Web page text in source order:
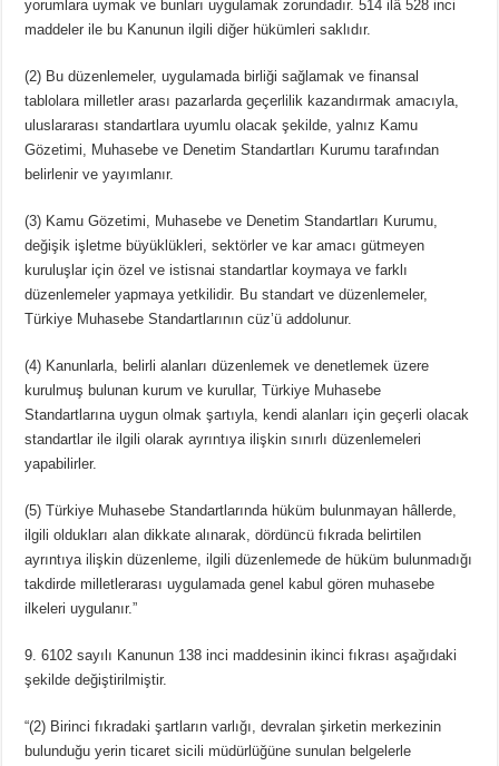
yorumlara uymak ve bunları uygulamak zorundadır. 514 ilâ 528 inci
maddeler ile bu Kanunun ilgili diğer hükümleri saklıdır.
(2) Bu düzenlemeler, uygulamada birliği sağlamak ve finansal
tablolara milletler arası pazarlarda geçerlilik kazandırmak amacıyla,
uluslararası standartlara uyumlu olacak şekilde, yalnız Kamu
Gözetimi, Muhasebe ve Denetim Standartları Kurumu tarafından
belirlenir ve yayımlanır.
(3) Kamu Gözetimi, Muhasebe ve Denetim Standartları Kurumu,
değişik işletme büyüklükleri, sektörler ve kar amacı gütmeyen
kuruluşlar için özel ve istisnai standartlar koymaya ve farklı
düzenlemeler yapmaya yetkilidir. Bu standart ve düzenlemeler,
Türkiye Muhasebe Standartlarının cüz’ü addolunur.
(4) Kanunlarla, belirli alanları düzenlemek ve denetlemek üzere
kurulmuş bulunan kurum ve kurullar, Türkiye Muhasebe
Standartlarına uygun olmak şartıyla, kendi alanları için geçerli olacak
standartlar ile ilgili olarak ayrıntıya ilişkin sınırlı düzenlemeleri
yapabilirler.
(5) Türkiye Muhasebe Standartlarında hüküm bulunmayan hâllerde,
ilgili oldukları alan dikkate alınarak, dördüncü fıkrada belirtilen
ayrıntıya ilişkin düzenleme, ilgili düzenlemede de hüküm bulunmadığı
takdirde milletlerarası uygulamada genel kabul gören muhasebe
ilkeleri uygulanır.”
9. 6102 sayılı Kanunun 138 inci maddesinin ikinci fıkrası aşağıdaki
şekilde değiştirilmiştir.
“(2) Birinci fıkradaki şartların varlığı, devralan şirketin merkezinin
bulunduğu yerin ticaret sicili müdürlüğüne sunulan belgelerle